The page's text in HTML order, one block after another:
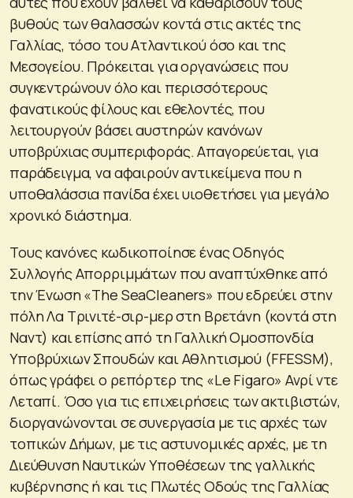
βυθούς των θαλασσών κοντά στις ακτές της
Γαλλίας, τόσο του Ατλαντικού όσο και της
Μεσογείου. Πρόκειται για οργανώσεις που
συγκεντρώνουν όλο και περισσότερους
φανατικούς φίλους και εθελοντές, που
λειτουργούν βάσει αυστηρών κανόνων
υποβρύχιας συμπεριφοράς. Απαγορεύεται, για
παράδειγμα, να αφαιρούν αντικείμενα που η
υποθαλάσσια πανίδα έχει υιοθετήσει για μεγάλο
χρονικό διάστημα.
Τους κανόνες κωδικοποίησε ένας Οδηγός
Συλλογής Απορριμμάτων που αναπτύχθηκε από
την Ένωση «The SeaCleaners» που εδρεύει στην
πόλη Λα Τρινιτέ-σιρ-μερ στη Βρετάνη (κοντά στη
Ναντ) και επίσης από τη Γαλλική Ομοσπονδία
Υποβρύχιων Σπουδών και Αθλητισμού (FFESSM),
όπως γράφει ο ρεπόρτερ της «Le Figaro» Ανρί ντε
Λεταπί. Όσο για τις επιχειρήσεις των ακτιβιστών,
διοργανώνονται σε συνεργασία με τις αρχές των
τοπικών Δήμων, με τις αστυνομικές αρχές, με τη
Διεύθυνση Ναυτικών Υποθέσεων της γαλλικής
κυβέρνησης ή και τις Πλωτές Οδούς της Γαλλίας